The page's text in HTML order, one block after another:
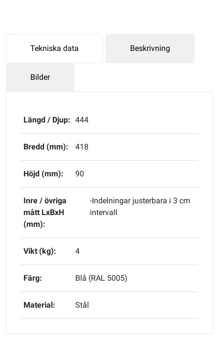
Tekniska data Beskrivning
Bilder
Längd / Djup: 444
Bredd (mm): 418
Höjd (mm): 90
Inre / övriga
mått LxBxH
(mm):
-Indelningar justerbara i 3 cm
intervall
Vikt (kg): 4
Färg: Blå (RAL 5005)
Material: Stål